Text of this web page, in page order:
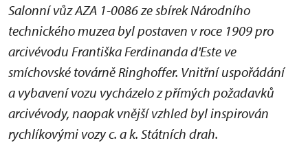
Salonní vůz AZA 1-0086 ze sbírek Národního
technického muzea byl postaven v roce 1909 pro
arcivévodu Františka Ferdinanda d'Este ve
smíchovské továrně Ringhoffer. Vnitřní uspořádání
a vybavení vozu vycházelo z přímých požadavků
arcivévody, naopak vnější vzhled byl inspirován
rychlíkovými vozy c. a k. Státních drah.